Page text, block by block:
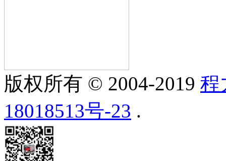
版权所有 © 2004-2019 程
18018513号-23 .